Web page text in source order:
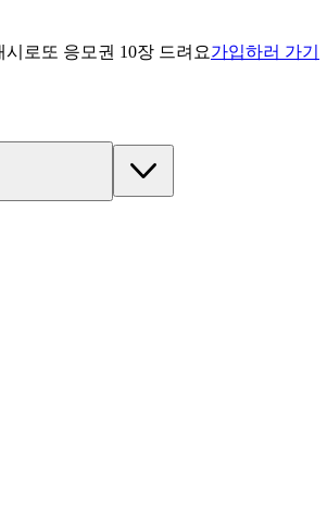
시로또 응모권 10장 드려요가입하러 가기